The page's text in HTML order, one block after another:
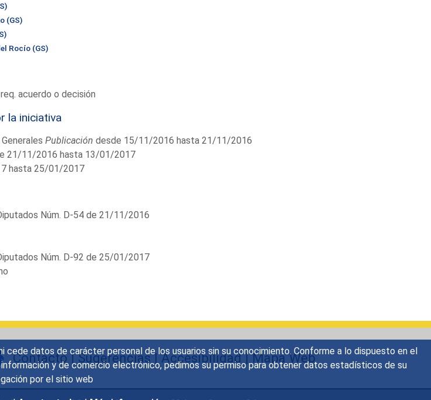
datos de carácter personal de los usuarios sin su conocimiento. Conforme a lo dispuesto en el
y de comercio electrónico, pedimos su permiso para obtener datos estadísticos de su
por el sitio web
(GS)
Rocío (GS)
acuerdo o decisión
la iniciativa
Publicación desde 15/11/2016 hasta 21/11/2016
21/11/2016 hasta 13/01/2017
hasta 25/01/2017
Núm. D-54 de 21/11/2016
Núm. D-92 de 25/01/2017
Contacto|Sugerencias|Accesibilidad|Mapa Web